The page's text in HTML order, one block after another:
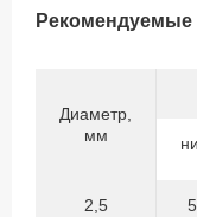
Рекомендуемые
Диаметр,
мм
2,5